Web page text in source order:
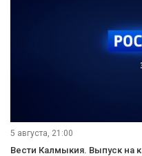
5 августа, 21:00
Вести Калмыкия. Выпуск на